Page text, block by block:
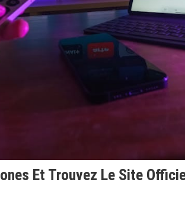
Et Trouvez Le Site